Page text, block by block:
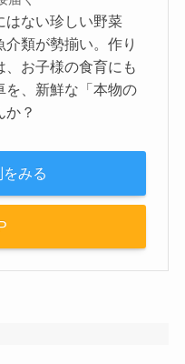
はない珍しい野菜
類が勢揃い。作り
お子様の食育にも
を、新鮮な「本物の
か？
みる